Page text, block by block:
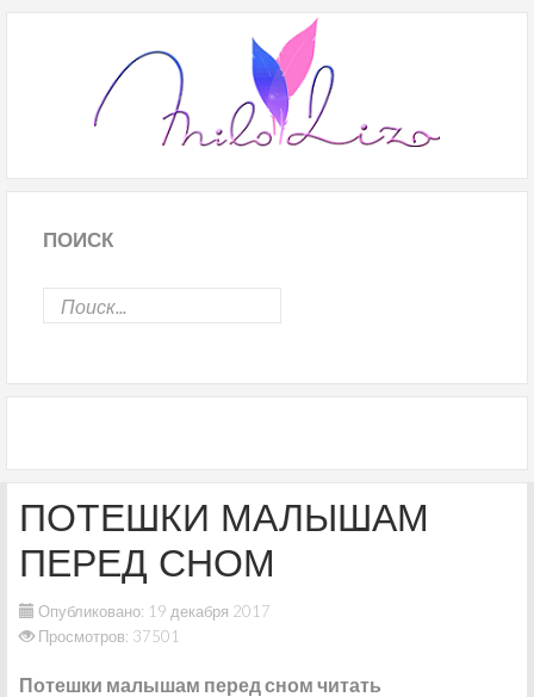
ПОИСК
ПОТЕШКИ МАЛЫШАМ
ПЕРЕД СНОМ
Опубликовано: 19 декабря 2017
Просмотров: 37501
Потешки малышам перед сном читать